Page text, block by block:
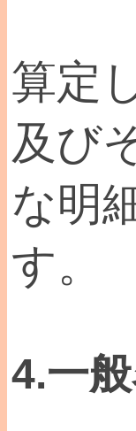
算定
及び
な明
す。
4.一